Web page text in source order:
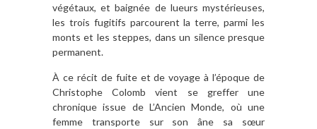
végétaux, et baignée de lueurs mystérieuses,
les trois fugitifs parcourent la terre, parmi les
monts et les steppes, dans un silence presque
permanent.
À ce récit de fuite et de voyage à l’époque de
Christophe Colomb vient se greffer une
chronique issue de L’Ancien Monde, où une
femme transporte sur son âne sa sœur